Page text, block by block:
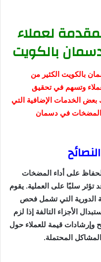
لعملاء
بالكويت
بالكويت الكثير من
وتسهم في تحقيق
بعض الخدمات الإضافية التي
المضخات في دسمان
على أداء المضخات
سلبًا على العملية. يقوم
الدورية التي تشمل فحص
الأجزاء التالفة إذا لزم
وإرشادات قيمة للعملاء حول
المحتملة.